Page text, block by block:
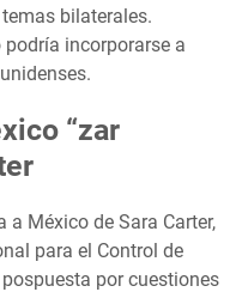
bilaterales.
incorporarse a
“zar
México de Sara Carter,
para el Control de
por cuestiones